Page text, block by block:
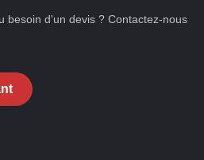
besoin d'un devis ? Contactez-nous